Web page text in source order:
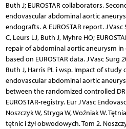
Buth J; EUROSTAR collaborators.
endovascular abdominal aortic
endografts. A EUROSTAR report. J
C, Leurs LJ, Buth J, Myhre HO;
repair of abdominal aortic aneurysm in
based on EUROSTAR data. J Vasc Surg
Buth J, Harris PL i wsp. Impact of
endovascular abdominal aortic
between the randomized controlled
EUROSTAR-registry. Eur J Vasc
Noszczyk W, Stryga W, Woźniak W.
tętnic i żył obwodowych. Tom 2.